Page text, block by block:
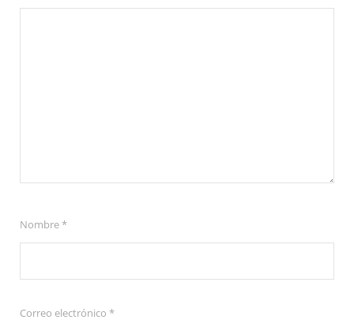
Nombre*
Correo electrónico *